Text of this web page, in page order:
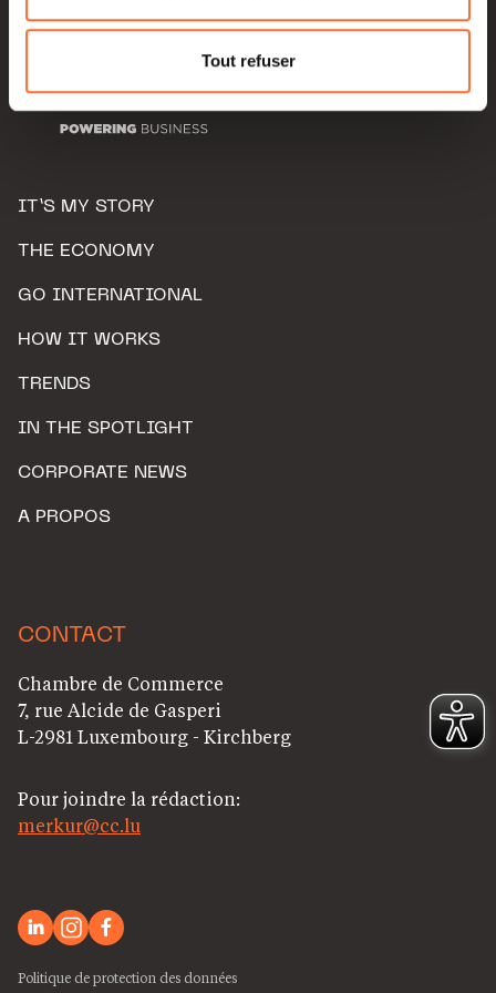
Pour de plus amples informations sur la manière dont
nous utilisons lescookies et sommes amenés à traiter
Charte d’usage des cookieset notrePolitique de
protection des données personnelles.
Tout refuser
IT’S MY STORY
THE ECONOMY
GO INTERNATIONAL
HOW IT WORKS
TRENDS
IN THE SPOTLIGHT
CORPORATE NEWS
A PROPOS
CONTACT
Chambre de Commerce
7, rue Alcide de Gasperi
L-2981 Luxembourg - Kirchberg
Pour joindre la rédaction:
merkur@cc.lu
Politique de protection des données